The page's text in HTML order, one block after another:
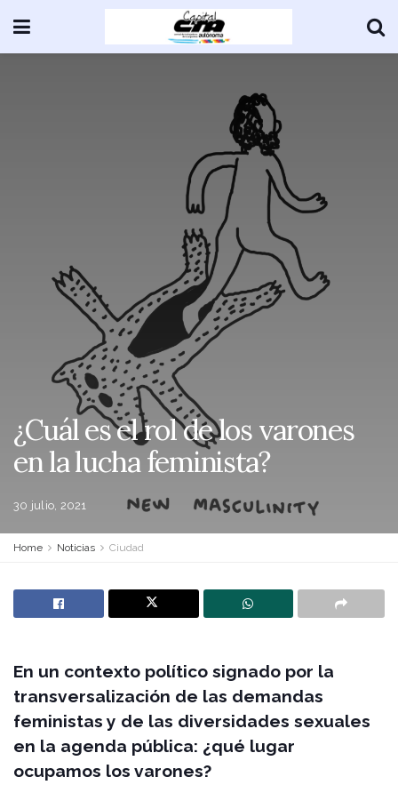
¿Cuál es el rol de los varones
en la lucha feminista?
30 julio, 2021
Home Noticias Ciudad
En un contexto político signado por la
transversalización de las demandas
feministas y de las diversidades sexuales
en la agenda pública: ¿qué lugar
ocupamos los varones?